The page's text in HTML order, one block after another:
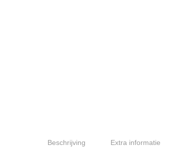
Beschrijving Extra informatie